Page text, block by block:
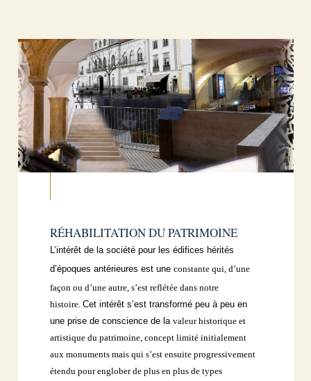
RÉHABILITATION DU PATRIMOINE
L’intérêt de la société pour les édifices hérités
d’époques antérieures est uneconstante qui, d’une
façon ou d’une autre, s’est reflétée dans notre
histoire.Cet intérêt s’est transformé peu à peu en
une prise de conscience de lavaleur historique et
artistique du patrimoine, concept limité initialement
auxmonuments mais qui s’est ensuite progressivement
étendu pour engloberde plus en plus de types